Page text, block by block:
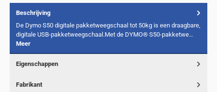
Beschrijving
De Dymo S50 digitale pakketweegschaal tot 50kg is een draagbare,
digitale USB-pakketweegschaal.Met de DYMO® S50-pakketwe…
Meer
Eigenschappen
Fabrikant